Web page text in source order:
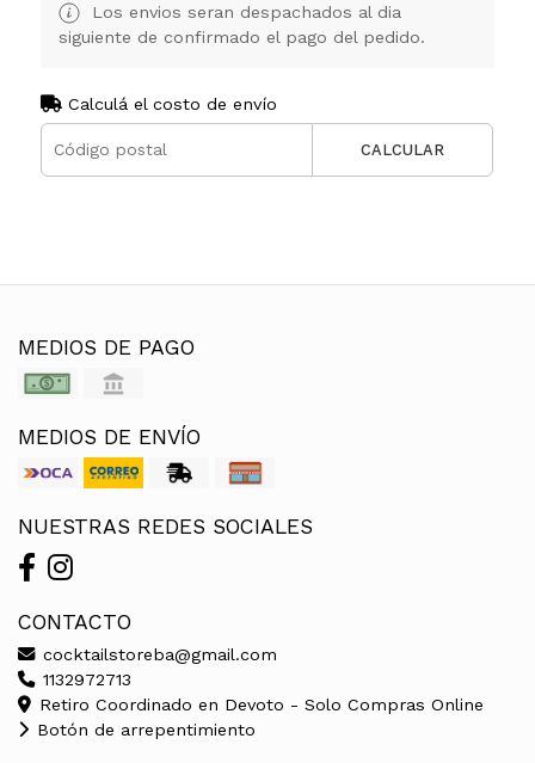
Los envios seran despachados al dia
siguiente de confirmado el pago del pedido.
Calculá el costo de envío
CALCULAR
MEDIOS DE PAGO
MEDIOS DE ENVÍO
NUESTRAS REDES SOCIALES
CONTACTO
cocktailstoreba@gmail.com
1132972713
Retiro Coordinado en Devoto - Solo Compras Online
Botón de arrepentimiento